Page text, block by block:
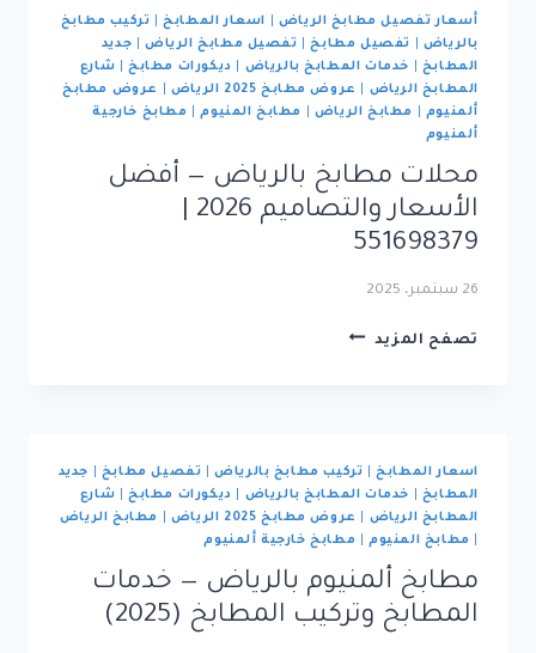
أسعار تفصيل مطابخ الرياض اسعار المطابخ| تركيب مطابخ
بالرياض
تفصيل مطابخ| تفصيل مطابخ الرياض
جديد
المطابخ
خدمات المطابخ بالرياض ديكورات مطابخ
شارع
المطابخ الرياض
عروض مطابخ 2025 الرياض
عروض مطابخ
ألمنيوم
مطابخ الرياض مطابخ المنيوم|
مطابخ خارجية
ألمنيوم
محلات مطابخ بالرياض — أفضل
551698379
26 سبتمبر، 2025
تصفح المزيد محلات
والتصاميم
2026
|
اسعار المطابخ| تركيب مطابخ بالرياض| تفصيل مطابخ
جديد
المطابخ
خدمات المطابخ بالرياض ديكورات مطابخ
شارع
المطابخ الرياض
عروض مطابخ 2025 الرياض
مطابخ الرياض
مطابخ المنيوم| مطابخ خارجية ألمنيوم
مطابخ ألمنيوم بالرياض — خدمات
المطابخ وتركيب المطابخ (2025)